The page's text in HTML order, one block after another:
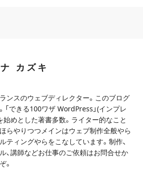
カズキ
ンスのウェブディレクター。このブログ
「できる100ワザ WordPress」(インプレ
始めとした著書多数。ライター的なこと
らやりつつメインはウェブ制作全般やら
ティングやらをこなしています。制作、
、講師などお仕事のご依頼はお問合せか
。